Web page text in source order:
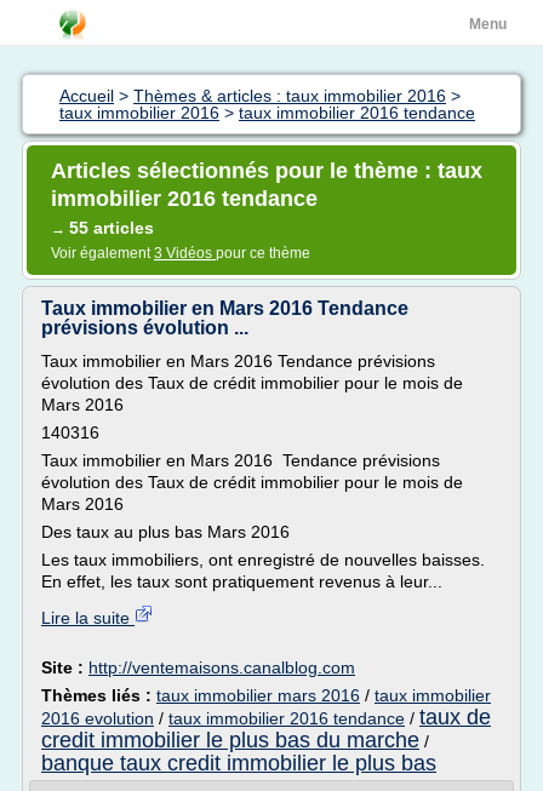
Menu
Accueil > Thèmes & articles : taux immobilier 2016 >
taux immobilier 2016 > taux immobilier 2016 tendance
Articles sélectionnés pour le thème : taux
immobilier 2016 tendance
→ 55 articles
Voir également3 Vidéos pour ce thème
Taux immobilier en Mars 2016 Tendance
prévisions évolution ...
Taux immobilier en Mars 2016 Tendance prévisions
évolution des Taux de crédit immobilier pour le mois de
Mars 2016
140316
Taux immobilier en Mars 2016 Tendance prévisions
évolution des Taux de crédit immobilier pour le mois de
Mars 2016
Des taux au plus bas Mars 2016
Les taux immobiliers, ont enregistré de nouvelles baisses.
En effet, les taux sont pratiquement revenus à leur...
Lire la suite
Site : http://ventemaisons.canalblog.com
Thèmes liés : taux immobilier mars 2016 / taux immobilier
2016 evolution / taux immobilier 2016 tendance / taux de
credit immobilier le plus bas du marche /
banque taux credit immobilier le plus bas